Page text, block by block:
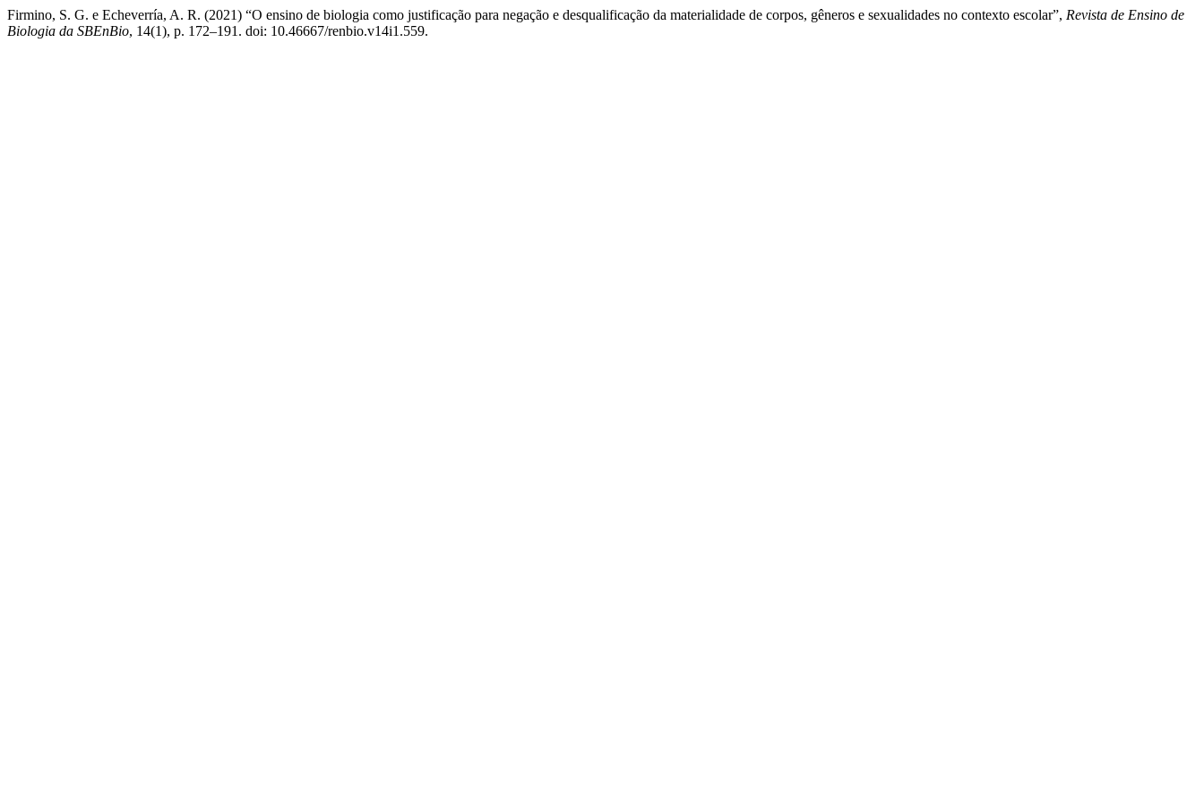
Firmino, S. G. e Echeverría, A. R. (2021) “O ensino de biologia como justificação para negação e desqualificação da materialidade de corpos, gêneros e sexualidades no contexto escolar”, Revista de Ensino de
Biologia da SBEnBio, 14(1), p. 172–191. doi: 10.46667/renbio.v14i1.559.